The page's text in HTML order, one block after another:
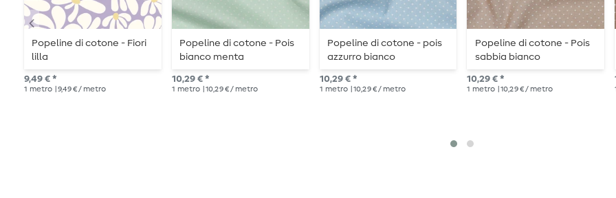
Popeline di cotone - Fiori
lilla
9,49 € *
1 metro | 9,49 € / metro
Popeline di cotone - Pois
bianco menta
10,29 € *
1 metro | 10,29 € / metro
Popeline di cotone - pois
azzurro bianco
10,29 € *
1 metro | 10,29 € / metro
Popeline di cotone - Pois
sabbia bianco
10,29 € *
1 metro | 10,29 € / metro